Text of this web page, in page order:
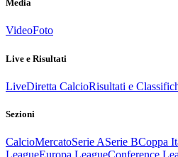
Media
VideoFoto
Live e Risultati
LiveDiretta CalcioRisultati e
Sezioni
CalcioMercatoSerie ASerie BCoppa
LeagueEuropa LeagueConference